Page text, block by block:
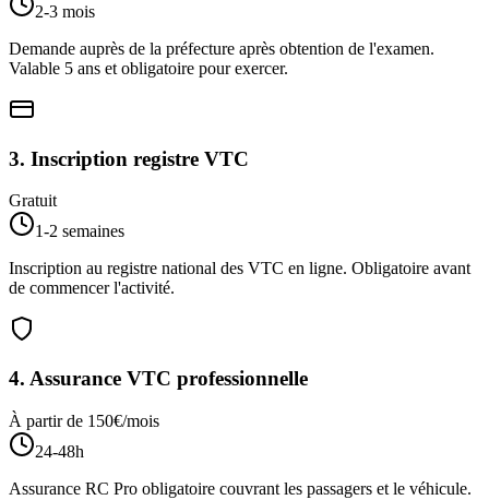
2-3 mois
Demande auprès de la préfecture après obtention de l'examen.
Valable 5 ans et obligatoire pour exercer.
3. Inscription registre VTC
Gratuit
1-2 semaines
Inscription au registre national des VTC en ligne. Obligatoire avant
de commencer l'activité.
4. Assurance VTC professionnelle
À partir de 150€/mois
24-48h
Assurance RC Pro obligatoire couvrant les passagers et le véhicule.